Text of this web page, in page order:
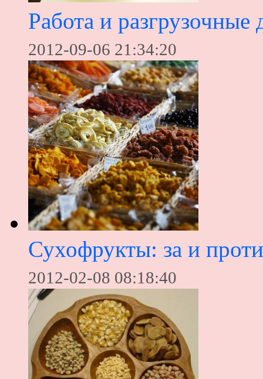
Работа и
2012-09-06 21:34:20
Сухофрукты: за и
2012-02-08 08:18:40